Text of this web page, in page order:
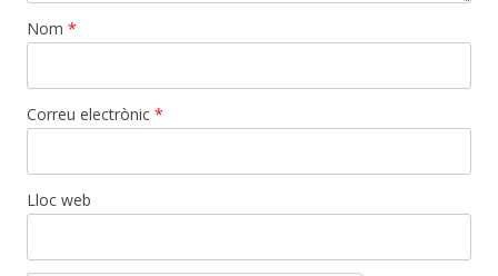
Nom *
Correu electrònic *
Lloc web